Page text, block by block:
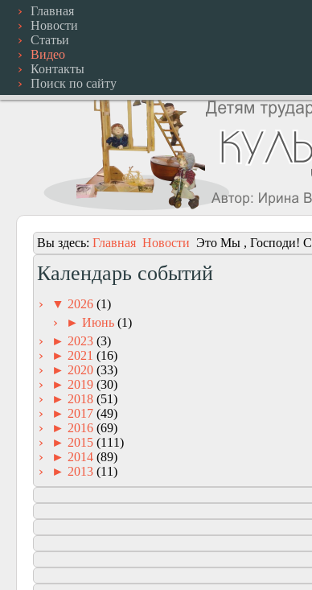
Главная
Новости
Статьи
Видео
Контакты
Поиск по сайту
Вы здесь: Главная Новости Это Мы , Господи!
Календарь событий
▼ 2026 (1)
► Июнь (1)
► 2023 (3)
► 2021 (16)
► 2020 (33)
► 2019 (30)
► 2018 (51)
► 2017 (49)
► 2016 (69)
► 2015 (111)
► 2014 (89)
► 2013 (11)